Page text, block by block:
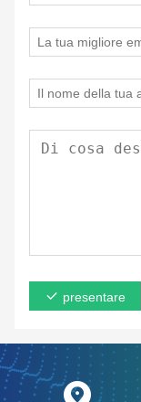
presentare